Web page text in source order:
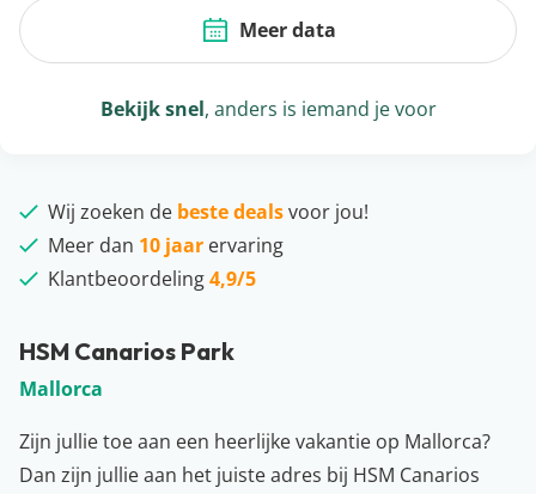
HSM Canarios Park
Mallorca
Zijn jullie toe aan een heerlijke vakantie op Mallorca?
Dan zijn jullie aan het juiste adres bij HSM Canarios
Meer data
Bekijk snel, anders is iemand je voor
Wij zoeken de beste dealsvoor jou!
Meer dan 10 jaar ervaring
Klantbeoordeling4,9/5